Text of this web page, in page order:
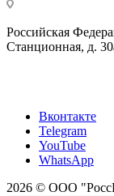
Российская
Станционная, д.
Вконтакте
Telegram
YouTube
WhatsApp
2026 © ООО